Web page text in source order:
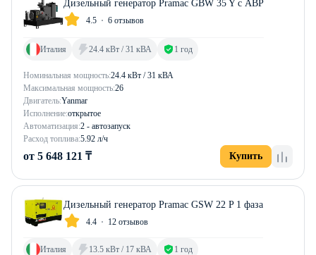
Дизельный генератор Pramac GBW 35 Y с АВР
4.5 6 отзывов
Номинальная мощность:24.4 кВт / 31 кВА
Максимальная мощность:26
Двигатель:Yanmar
Исполнение:открытое
Автоматизация:2 - автозапуск
Расход топлива:5.92 л/ч
Италия 24.4 кВт / 31 кВА 1 год
от 5 648 121 ₸ Купить
Дизельный генератор Pramac GSW 22 P 1 фаза
4.4 12 отзывов
Италия 13.5 кВт / 17 кВА 1 год